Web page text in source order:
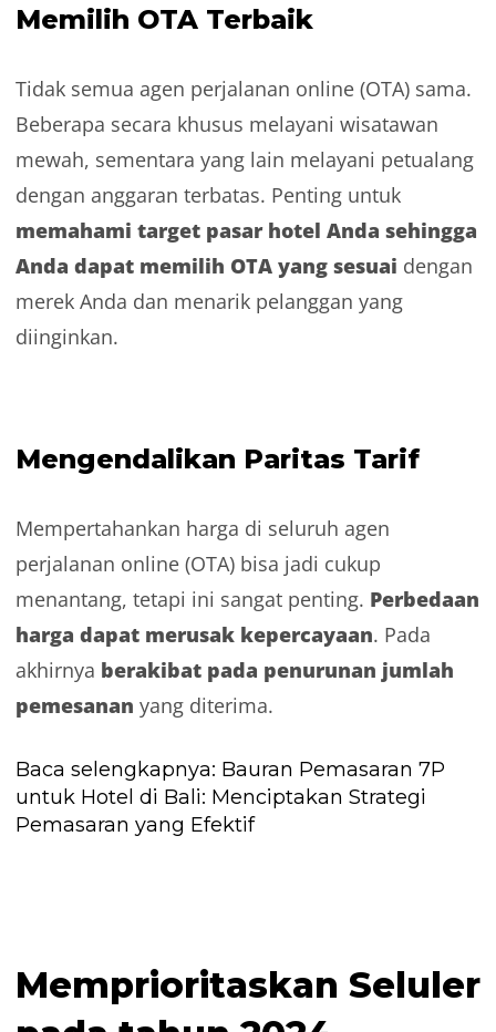
Memilih OTA Terbaik
Tidak semua agen perjalanan online (OTA) sama.
Beberapa secara khusus melayani wisatawan
mewah, sementara yang lain melayani petualang
dengan anggaran terbatas. Penting untuk
memahami target pasar hotel Anda sehingga
Anda dapat memilih OTA yang sesuai dengan
merek Anda dan menarik pelanggan yang
diinginkan.
Mengendalikan Paritas Tarif
Mempertahankan harga di seluruh agen
perjalanan online (OTA) bisa jadi cukup
menantang, tetapi ini sangat penting. Perbedaan
harga dapat merusak kepercayaan. Pada
akhirnya berakibat pada penurunan jumlah
pemesanan yang diterima.
Baca selengkapnya: Bauran Pemasaran 7P
untuk Hotel di Bali: Menciptakan Strategi
Pemasaran yang Efektif
Memprioritaskan Seluler